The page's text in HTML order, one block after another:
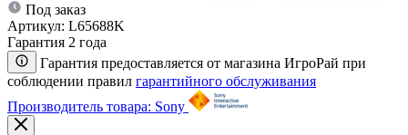
Под заказ
Артикул: L65688K
Гарантия 2 года
Гарантия предоставляется от магазина ИгроРай при
соблюдении правил гарантийного обслуживания
Производитель товара: Sony